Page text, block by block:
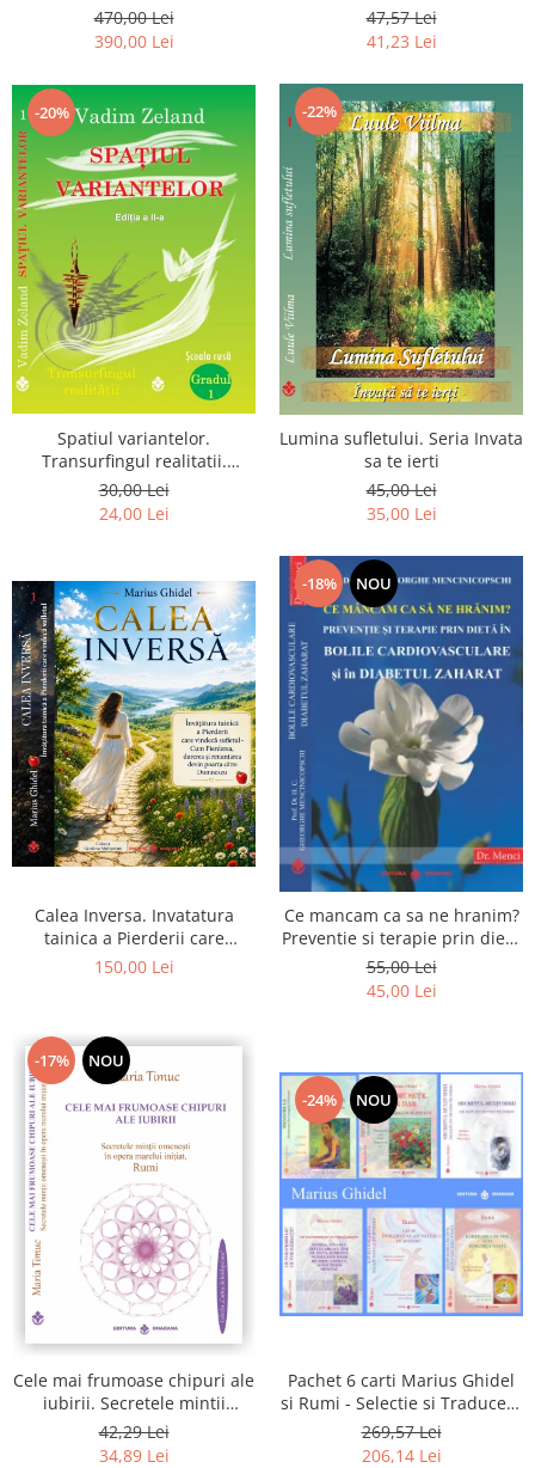
Luceafarului de Dimineata -
Gratuit)
470,00 Lei
390,00 Lei
chiar dragostea ta. Editia a 2-
a
47,57 Lei
41,23 Lei
-20%
Spatiul variantelor.
Transurfingul realitatii.
Gradul 1. Cum sa ne
dezvoltam intuitia si sa ne
30,00 Lei
24,00 Lei
-22%
Lumina sufletului. Seria Invata
sa te ierti
45,00 Lei
35,00 Lei
Calea Inversa. Invatatura
tainica a Pierderii care
vindeca sufletul - Cum
150,00 Lei
-18% NOU
Ce mancam ca sa ne hranim?
Preventie si terapie prin dieta
in bolile cardiovasculare si in
diabetul zaharat
55,00 Lei
45,00 Lei
-17% NOU
Cele mai frumoase chipuri ale
iubirii. Secretele mintii
omenesti in opera marelui
initiat, Rumi
42,29 Lei
34,89 Lei
-24% NOU
Pachet 6 carti Marius Ghidel
si Rumi - Selectie si Traducere
de Marius Ghidel
269,57 Lei
206,14 Lei